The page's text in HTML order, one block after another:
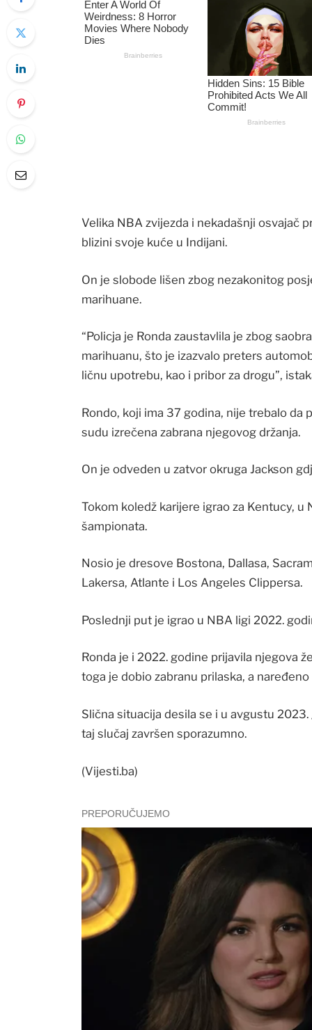
Velika NBA zvijezda i nekadašnji osvajač
blizini svoje kuće u Indijani.
On je slobode lišen zbog nezakonitog
marihuane.
“Policja je Ronda zaustavlila je zbog
marihuanu, što je izazvalo preters
ličnu upotrebu, kao i pribor za drogu”,
Rondo, koji ima 37 godina, nije trebalo
sudu izrečena zabrana njegovog držanja.
On je odveden u zatvor okruga Jackson
Tokom koledž karijere igrao za Kentucy,
šampionata.
Nosio je dresove Bostona, Dallasa,
Lakersa, Atlante i Los Angeles Clippersa.
Poslednji put je igrao u NBA ligi 2022.
Ronda je i 2022. godine prijavila njegova
toga je dobio zabranu prilaska, a
Slična situacija desila se i u avgustu
taj slučaj završen sporazumno.
(Vijesti.ba)